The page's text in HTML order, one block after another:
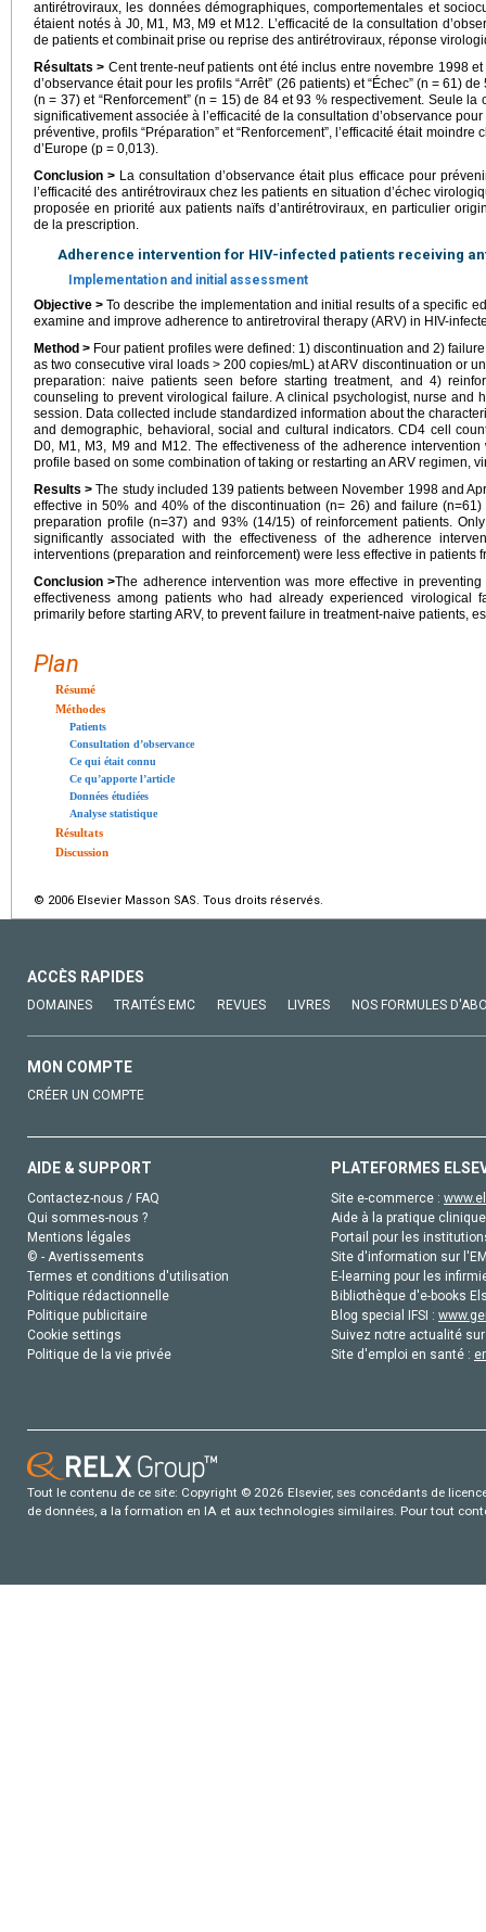
antirétroviraux, les données démographiques, comportementales et
étaient notés à J0, M1, M3, M9 et M12. L’efficacité de la consultation
de patients et combinait prise ou reprise des antirétroviraux, réponse
Résultats > Cent trente-neuf patients ont été inclus entre novembre 1998
d’observance était pour les profils “Arrêt” (26 patients) et “Échec” (n = 61)
(n = 37) et “Renforcement” (n = 15) de 84 et 93 % respectivement. Seule
significativement associée à l’efficacité de la consultation d’observance
préventive, profils “Préparation” et “Renforcement”, l’efficacité était
d’Europe (p = 0,013).
Conclusion > La consultation d’observance était plus efficace pour
l’efficacité des antirétroviraux chez les patients en situation d’échec
proposée en priorité aux patients naïfs d’antirétroviraux, en particulier
de la prescription.
Adherence intervention for HIV-infected patients receiving
Implementation and initial assessment
Objective > To describe the implementation and initial results of a specific
examine and improve adherence to antiretroviral therapy (ARV) in HIV-
Method > Four patient profiles were defined: 1) discontinuation and 2)
as two consecutive viral loads > 200 copies/mL) at ARV discontinuation or
preparation: naive patients seen before starting treatment, and 4)
counseling to prevent virological failure. A clinical psychologist, nurse and
session. Data collected include standardized information about the
and demographic, behavioral, social and cultural indicators. CD4 cell
D0, M1, M3, M9 and M12. The effectiveness of the adherence
profile based on some combination of taking or restarting an ARV regimen,
Results > The study included 139 patients between November 1998 and
effective in 50% and 40% of the discontinuation (n= 26) and failure
preparation profile (n=37) and 93% (14/15) of reinforcement patients.
significantly associated with the effectiveness of the adherence
interventions (preparation and reinforcement) were less effective in patients
Conclusion >The adherence intervention was more effective in
effectiveness among patients who had already experienced virological
primarily before starting ARV, to prevent failure in treatment-naive patients,
Plan
Résumé
Méthodes
Patients
Consultation d’observance
Ce qui était connu
Ce qu’apporte l’article
Données étudiées
Analyse statistique
Résultats
Discussion
© 2006 Elsevier Masson SAS. Tous droits réservés.
ACCÈS RAPIDES
DOMAINES TRAITÉS EMC REVUES LIVRES NOS FORMULES
MON COMPTE
CRÉER UN COMPTE
AIDE & SUPPORT
Contactez-nous / FAQ
Qui sommes-nous ?
Mentions légales
© - Avertissements
Termes et conditions d'utilisation
Politique rédactionnelle
Politique publicitaire
Cookie settings
Politique de la vie privée
PLATEFORMES
Site e-commerce :
Aide à la pratique
Portail pour les
Site d'information sur
E-learning pour les
Bibliothèque d'e-books
Blog special IFSI :
Suivez notre actualité
Site d'emploi en santé :
Tout le contenu de ce site: Copyright © 2026 Elsevier, ses concédants de
de données, a la formation en IA et aux technologies similaires. Pour tout